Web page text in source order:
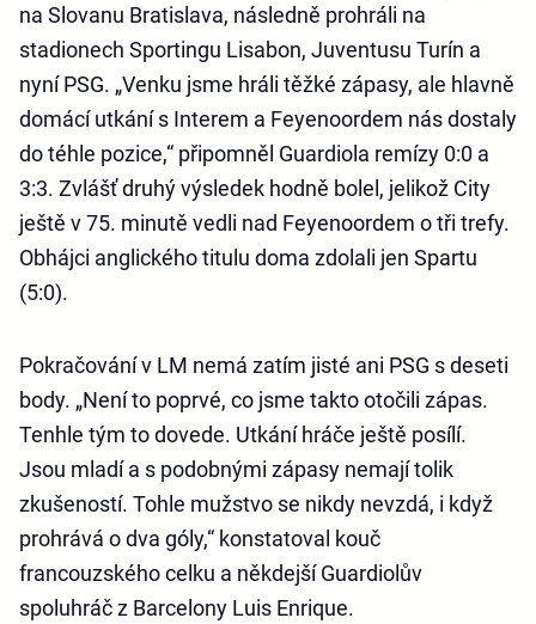
na Slovanu Bratislava, následně prohráli na
stadionech Sportingu Lisabon, Juventusu Turín a
nyní PSG. „Venku jsme hráli těžké zápasy, ale hlavně
domácí utkání s Interem a Feyenoordem nás dostaly
do téhle pozice,“ připomněl Guardiola remízy 0:0 a
3:3. Zvlášť druhý výsledek hodně bolel, jelikož City
ještě v 75. minutě vedli nad Feyenoordem o tři trefy.
Obhájci anglického titulu doma zdolali jen Spartu
(5:0).
Pokračování v LM nemá zatím jisté ani PSG s deseti
body. „Není to poprvé, co jsme takto otočili zápas.
Tenhle tým to dovede. Utkání hráče ještě posílí.
Jsou mladí a s podobnými zápasy nemají tolik
zkušeností. Tohle mužstvo se nikdy nevzdá, i když
prohrává o dva góly,“ konstatoval kouč
francouzského celku a někdejší Guardiolův
spoluhráč z Barcelony Luis Enrique.